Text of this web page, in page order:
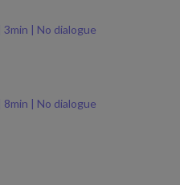
| No dialogue
| No dialogue